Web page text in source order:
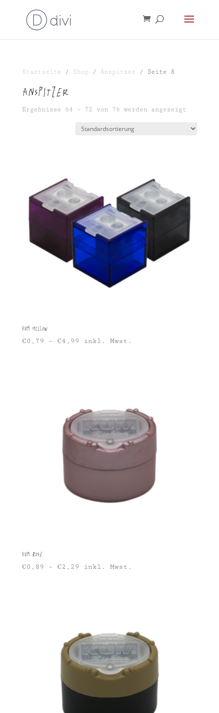
Startseite / Shop / Anspitzer / Seite 8
Anspitzer
Ergebnisse 64 – 72 von 76 werden angezeigt
KUM Mellow
€0,79 – €4,99 inkl. Mwst.
KUM Rosé
€0,89 – €2,29 inkl. Mwst.